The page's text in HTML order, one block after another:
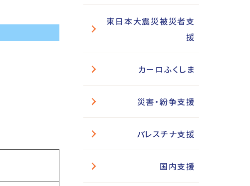
東日本大震災被災者支
援
カーロふくしま
災害・紛争支援
パレスチナ支援
国内支援